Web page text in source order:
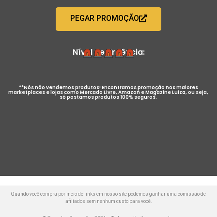
PEGAR PROMOÇÃO
Nível de Urgência:
**Nós não vendemos produtos! Encontramos promoção nos maiores
marketplaces e lojas como Mercado Livre, Amazon e Magazine Luiza, ou seja,
só postamos produtos 100% seguros.
Quando você compra por meio de links em nosso site podemos ganhar uma comissão de
afiliados sem nenhum custo para você.